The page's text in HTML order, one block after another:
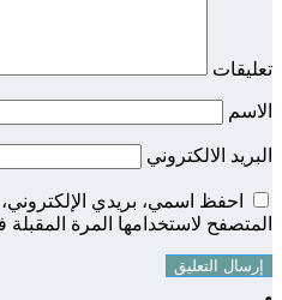
تعليقات
الاسم
البريد الالكتروني
احفظ اسمي، بريدي
المتصفح لاستخدامها المرة